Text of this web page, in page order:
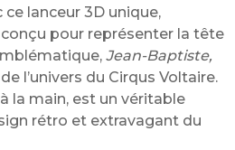
lanceur 3D unique,
pour représenter la tête
Jean-Baptiste,
l’univers du Cirqus Voltaire.
la main, est un véritable
rétro et extravagant du